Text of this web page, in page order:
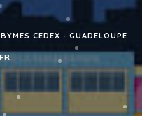
CEDEX - GUADELOUPE